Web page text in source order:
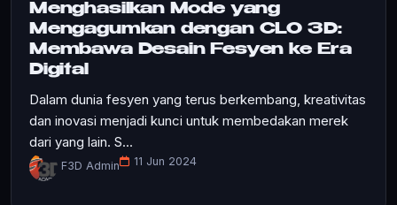
Menghasilkan Mode yang
Mengagumkan dengan CLO 3D:
Membawa Desain Fesyen ke Era
Digital
Dalam dunia fesyen yang terus berkembang, kreativitas
dan inovasi menjadi kunci untuk membedakan merek
dari yang lain. S...
F3D Admin 11 Jun 2024